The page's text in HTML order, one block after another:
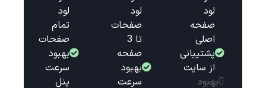
لود
صفحه
اصلی
پشتیبانی
از سایت
بهبود
لود
صفحات
تا 3
صفحه
بهبود
سرعت
لود
تمام
صفحات
بهبود
سرعت
پنل